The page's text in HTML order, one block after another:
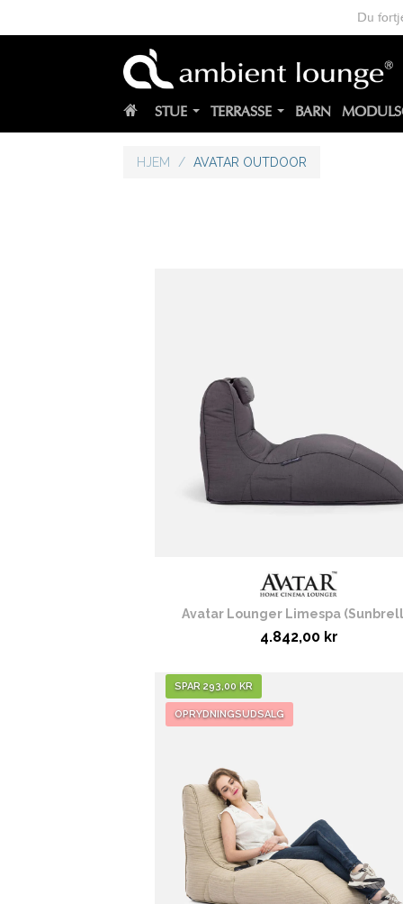
Du
STUE TERRASSE BARN
HJEM / AVATAR OUTDOOR
Avatar Lounger Limespa
4.842,00 kr
SPAR 293,00 KR
OPRYDNINGSUDSALG